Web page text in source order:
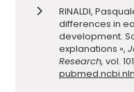
RINALDI,
differences in
development.
explanations »,
Research, vol.